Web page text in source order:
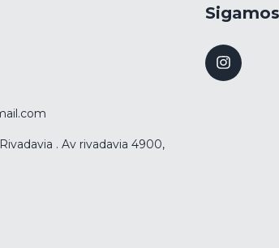
. Av rivadavia 4900,